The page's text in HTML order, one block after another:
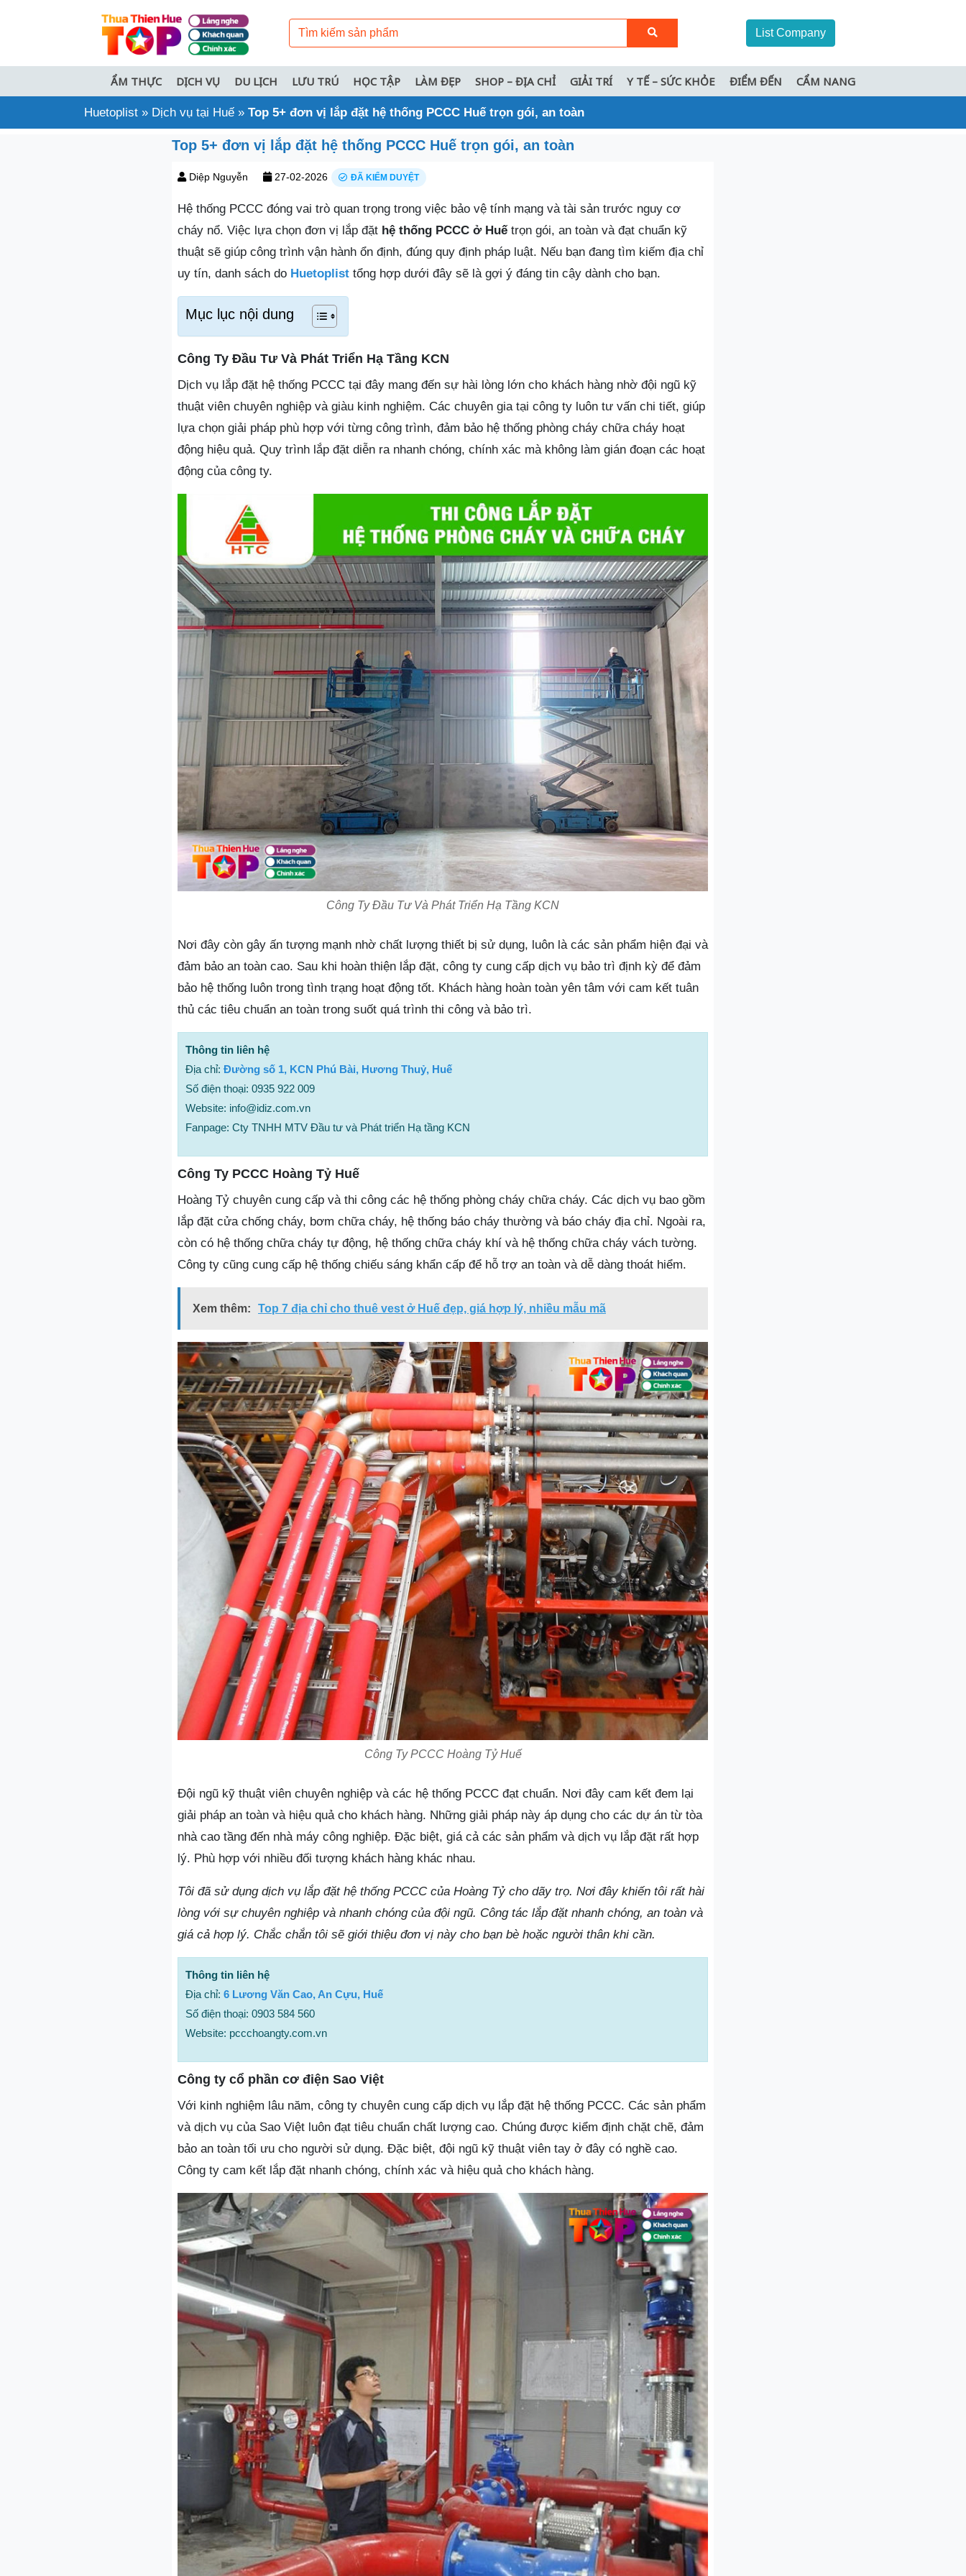
List Company
ẨM THỰC DỊCH VỤ DU LỊCH LƯU TRÚ HỌC TẬP LÀM ĐẸP SHOP – ĐỊA CHỈ GIẢI TRÍ Y TẾ – SỨC KHỎE ĐIỂM ĐẾN CẨM NANG
Huetoplist » Dịch vụ tại Huế » Top 5+ đơn vị lắp đặt hệ thống PCCC Huế trọn gói, an toàn
Top 5+ đơn vị lắp đặt hệ thống PCCC Huế trọn gói, an toàn
Diệp Nguyễn 27-02-2026 ĐÃ KIỂM DUYỆT
Hệ thống PCCC đóng vai trò quan trọng trong việc bảo vệ tính mạng và tài sản trước nguy cơ
cháy nổ. Việc lựa chọn đơn vị lắp đặt hệ thống PCCC ở Huếtrọn gói, an toàn và đạt chuẩn kỹ
thuật sẽ giúp công trình vận hành ổn định, đúng quy định pháp luật. Nếu bạn đang tìm kiếm địa chỉ
uy tín, danh sách do Huetoplist tổng hợp dưới đây sẽ là gợi ý đáng tin cậy dành cho bạn.
Mục lục nội dung
Công Ty Đầu Tư Và Phát Triển Hạ Tầng KCN
Dịch vụ lắp đặt hệ thống PCCC tại đây mang đến sự hài lòng lớn cho khách hàng nhờ đội ngũ kỹ
thuật viên chuyên nghiệp và giàu kinh nghiệm. Các chuyên gia tại công ty luôn tư vấn chi tiết, giúp
lựa chọn giải pháp phù hợp với từng công trình, đảm bảo hệ thống phòng cháy chữa cháy hoạt
động hiệu quả. Quy trình lắp đặt diễn ra nhanh chóng, chính xác mà không làm gián đoạn các hoạt
động của công ty.
Công Ty Đầu Tư Và Phát Triển Hạ Tầng KCN
Nơi đây còn gây ấn tượng mạnh nhờ chất lượng thiết bị sử dụng, luôn là các sản phẩm hiện đại và
đảm bảo an toàn cao. Sau khi hoàn thiện lắp đặt, công ty cung cấp dịch vụ bảo trì định kỳ để đảm
bảo hệ thống luôn trong tình trạng hoạt động tốt. Khách hàng hoàn toàn yên tâm với cam kết tuân
thủ các tiêu chuẩn an toàn trong suốt quá trình thi công và bảo trì.
Thông tin liên hệ
Địa chỉ: Đường số 1, KCN Phú Bài, Hương Thuỷ, Huế
Số điện thoại: 0935 922 009
Website: info@idiz.com.vn
Fanpage: Cty TNHH MTV Đầu tư và Phát triển Hạ tầng KCN
Công Ty PCCC Hoàng Tỷ Huế
Hoàng Tỷ chuyên cung cấp và thi công các hệ thống phòng cháy chữa cháy. Các dịch vụ bao gồm
lắp đặt cửa chống cháy, bơm chữa cháy, hệ thống báo cháy thường và báo cháy địa chỉ. Ngoài ra,
còn có hệ thống chữa cháy tự động, hệ thống chữa cháy khí và hệ thống chữa cháy vách tường.
Công ty cũng cung cấp hệ thống chiếu sáng khẩn cấp để hỗ trợ an toàn và dễ dàng thoát hiểm.
Xem thêm: Top 7 địa chỉ cho thuê vest ở Huế đẹp, giá hợp lý, nhiều mẫu mã
Công Ty PCCC Hoàng Tỷ Huế
Đội ngũ kỹ thuật viên chuyên nghiệp và các hệ thống PCCC đạt chuẩn. Nơi đây cam kết đem lại
giải pháp an toàn và hiệu quả cho khách hàng. Những giải pháp này áp dụng cho các dự án từ tòa
nhà cao tầng đến nhà máy công nghiệp. Đặc biệt, giá cả các sản phẩm và dịch vụ lắp đặt rất hợp
lý. Phù hợp với nhiều đối tượng khách hàng khác nhau.
Tôi đã sử dụng dịch vụ lắp đặt hệ thống PCCC của Hoàng Tỷ cho dãy trọ. Nơi đây khiến tôi rất hài
lòng với sự chuyên nghiệp và nhanh chóng của đội ngũ. Công tác lắp đặt nhanh chóng, an toàn và
giá cả hợp lý. Chắc chắn tôi sẽ giới thiệu đơn vị này cho bạn bè hoặc người thân khi cần.
Thông tin liên hệ
Địa chỉ: 6 Lương Văn Cao, An Cựu, Huế
Số điện thoại: 0903 584 560
Website: pccchoangty.com.vn
Công ty cổ phần cơ điện Sao Việt
Với kinh nghiệm lâu năm, công ty chuyên cung cấp dịch vụ lắp đặt hệ thống PCCC. Các sản phẩm
và dịch vụ của Sao Việt luôn đạt tiêu chuẩn chất lượng cao. Chúng được kiểm định chặt chẽ, đảm
bảo an toàn tối ưu cho người sử dụng. Đặc biệt, đội ngũ kỹ thuật viên tay ở đây có nghề cao.
Công ty cam kết lắp đặt nhanh chóng, chính xác và hiệu quả cho khách hàng.